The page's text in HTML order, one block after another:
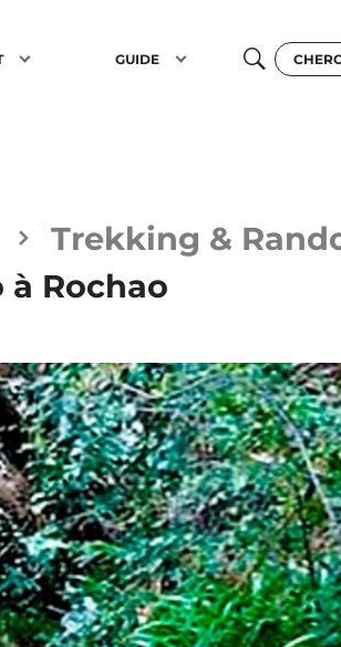
GUIDE
Trekking &
à Rochao